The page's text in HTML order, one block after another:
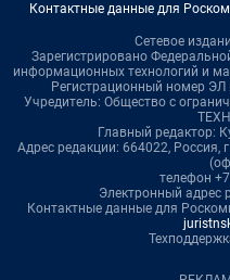
Контактные данные для
Сетевое
Зарегистрировано
информационных технологий и
Регистрационный номер
Учредитель: Общество с
Главный редактор:
Адрес редакции: 664022, Россия,
телефон
Электронный адрес
Контактные данные для